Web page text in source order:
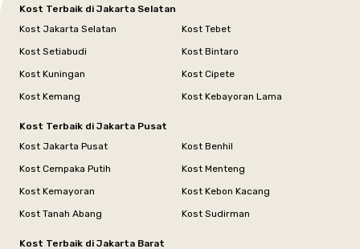
Kost Terbaik di Jakarta Selatan
Kost Jakarta Selatan
Kost Tebet
Kost Setiabudi
Kost Bintaro
Kost Kuningan
Kost Cipete
Kost Kemang
Kost Kebayoran Lama
Kost Terbaik di Jakarta Pusat
Kost Jakarta Pusat
Kost Benhil
Kost Cempaka Putih
Kost Menteng
Kost Kemayoran
Kost Kebon Kacang
Kost Tanah Abang
Kost Sudirman
Kost Terbaik di Jakarta Barat